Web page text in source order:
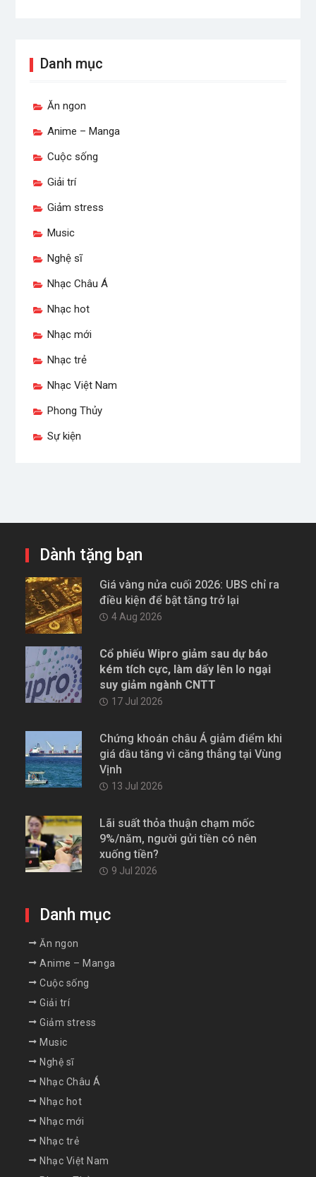
Danh mục
Ăn ngon
Anime – Manga
Cuộc sống
Giải trí
Giảm stress
Music
Nghệ sĩ
Nhạc Châu Á
Nhạc hot
Nhạc mới
Nhạc trẻ
Nhạc Việt Nam
Phong Thủy
Sự kiện
Dành tặng bạn
Giá vàng nửa cuối 2026: UBS chỉ ra
điều kiện để bật tăng trở lại
4 Aug 2026
Cổ phiếu Wipro giảm sau dự báo
kém tích cực, làm dấy lên lo ngại
suy giảm ngành CNTT
17 Jul 2026
Chứng khoán châu Á giảm điểm khi
giá dầu tăng vì căng thẳng tại Vùng
Vịnh
13 Jul 2026
Lãi suất thỏa thuận chạm mốc
9%/năm, người gửi tiền có nên
xuống tiền?
9 Jul 2026
Danh mục
Ăn ngon
Anime – Manga
Cuộc sống
Giải trí
Giảm stress
Music
Nghệ sĩ
Nhạc Châu Á
Nhạc hot
Nhạc mới
Nhạc trẻ
Nhạc Việt Nam